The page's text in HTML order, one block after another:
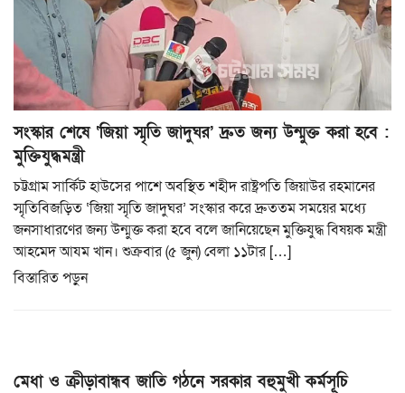
সংস্কার শেষে ‘জিয়া স্মৃতি জাদুঘর’ দ্রুত জন্য উন্মুক্ত করা হবে :
মুক্তিযুদ্ধমন্ত্রী
চট্টগ্রাম সার্কিট হাউসের পাশে অবস্থিত শহীদ রাষ্ট্রপতি জিয়াউর রহমানের
স্মৃতিবিজড়িত ‘জিয়া স্মৃতি জাদুঘর’ সংস্কার করে দ্রুততম সময়ের মধ্যে
জনসাধারণের জন্য উন্মুক্ত করা হবে বলে জানিয়েছেন মুক্তিযুদ্ধ বিষয়ক মন্ত্রী
আহমেদ আযম খান। শুক্রবার (৫ জুন) বেলা ১১টার […]
বিস্তারিত পড়ুন
মেধা ও ক্রীড়াবান্ধব জাতি গঠনে সরকার বহুমুখী কর্মসূচি